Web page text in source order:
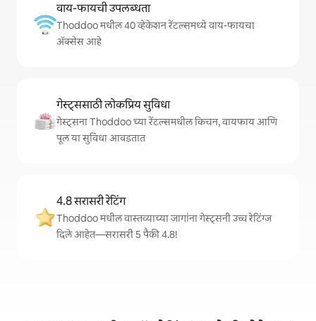
वाय-फायची उपलब्धता
Thoddoo मधील 40 व्हेकेशन रेंटल्समध्ये वाय-फायचा
अ‍ॅक्सेस आहे
गेस्ट्ससाठी लोकप्रिय सुविधा
गेस्ट्सना Thoddoo च्या रेंटल्समधील किचन, वायफाय आणि
पूल या सुविधा आवडतात
4.8 सरासरी रेटिंग
Thoddoo मधील वास्तव्याच्या जागांना गेस्ट्सनी उच्च रेटिंग्ज
दिले आहेत—सरासरी 5 पैकी 4.8!